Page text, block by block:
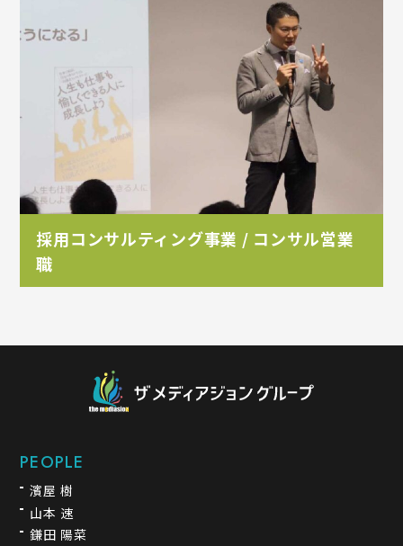
採用コンサルティング事業 / コンサル営業
職
PEOPLE
濱屋 樹
山本 速
鎌田 陽菜